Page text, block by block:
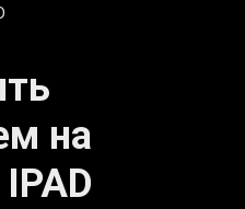
на